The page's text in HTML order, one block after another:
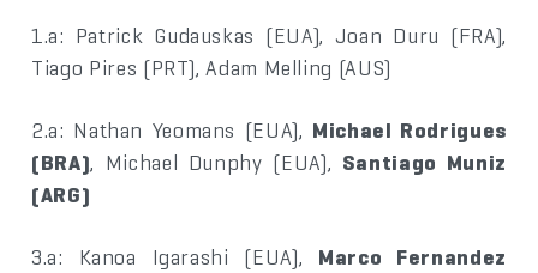
1.a: Patrick Gudauskas (EUA), Joan Duru (FRA),
Tiago Pires (PRT), Adam Melling (AUS)
2.a: Nathan Yeomans (EUA), Michael Rodrigues
(BRA), Michael Dunphy (EUA), Santiago Muniz
(ARG)
3.a: Kanoa Igarashi (EUA), Marco Fernandez